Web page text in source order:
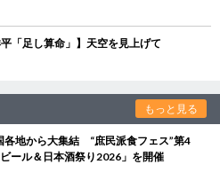
「足し算命」】天空を見上げて
もっと見る
各地から大集結 “庶民派食フェス”第4
ール＆日本酒祭り2026」を開催